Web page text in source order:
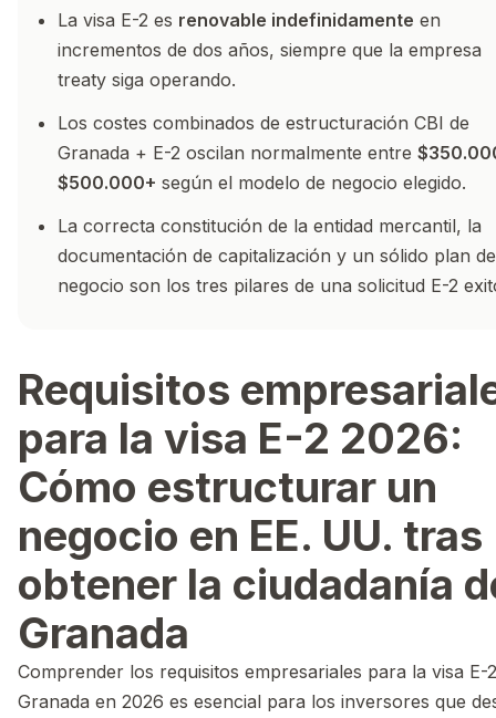
La visa E-2 es renovable indefinidamente en
incrementos de dos años, siempre que la empresa
treaty siga operando.
Los costes combinados de estructuración CBI de
Granada + E-2 oscilan normalmente entre
$500.000+ según el modelo de negocio elegido.
La correcta constitución de la entidad mercantil, la
documentación de capitalización y un sólido plan de
negocio son los tres pilares de una solicitud E-2
Requisitos
para la visa E-2 2026:
Cómo estructurar un
negocio en EE. UU. tras
obtener la ciudadanía
Granada
Comprender los requisitos empresariales para la visa E-
Granada en 2026 es esencial para los inversores que